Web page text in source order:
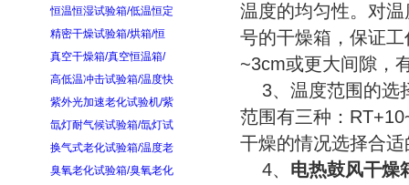
恒温恒湿试验箱/低温恒定
精密干燥试验箱/烘箱/恒
真空干燥箱/真空恒温箱/
高低温冲击试验箱/温度快
紫外光加速老化试验机/紫
氙灯耐气候试验箱/氙灯试
换气式老化试验箱/温度老
臭氧老化试验箱/臭氧老化
温度的均匀性。对
号的干燥箱，保证
~3cm或更大间隙，
3、温度范围的选
范围有三种：
干燥的情况选择合
4、 电热鼓风干燥